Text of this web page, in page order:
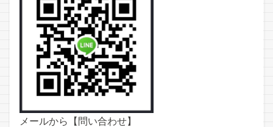
メールから【問い合わせ】